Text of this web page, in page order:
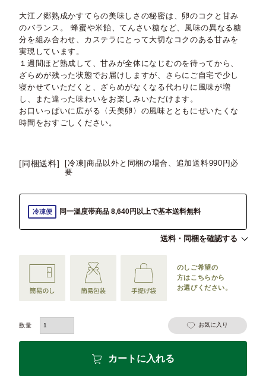
大江ノ郷熟成かすてらの美味しさの秘密は、卵のコクと甘み
のバランス。 蜂蜜や米飴、てんさい糖など、風味の異なる糖
分を組み合わせ、カステラにとって大切なコクのある甘みを
実現しています。
１週間ほど熟成して、甘みが全体になじむのを待ってから、
ざらめが残った状態でお届けしますが、さらにご自宅で少し
寝かせていただくと、ざらめがなくなる代わりに風味が増
し、また違った味わいをお楽しみいただけます。
お口いっぱいに広がる〈天美卵〉の風味とともにぜいたくな
時間をおすごしください。
[同梱送料]
[冷凍]商品以外と同梱の場合、追加送料990円必
要
冷凍便 同一温度帯商品 8,640円以上で基本送料無料
送料・同梱を確認する
のしご希望の
方はこちらから
お選びください。
お気に入り
カートに入れる